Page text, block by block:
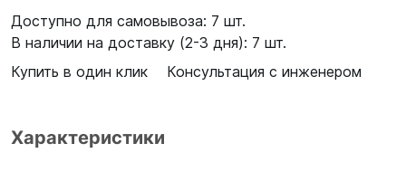
Доступно для самовывоза: 7 шт.
В наличии на доставку (2-3 дня): 7 шт.
Купить в один клик
Консультация с инженером
Характеристики